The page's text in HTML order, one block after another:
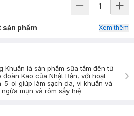
sản phẩm Xem thêm
Khuẩn là sản phẩm sữa tắm đến từ
Kao của Nhật Bản, với hoạt
5-ol giúp làm sạch da, vi khuẩn và
mụn và rôm sẩy hiệ